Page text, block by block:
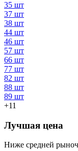
35 шт
37 шт
38 шт
44 шт
46 шт
57 шт
66 шт
77 шт
82 шт
88 шт
89 шт
+11
Лучшая цена
Ниже средней